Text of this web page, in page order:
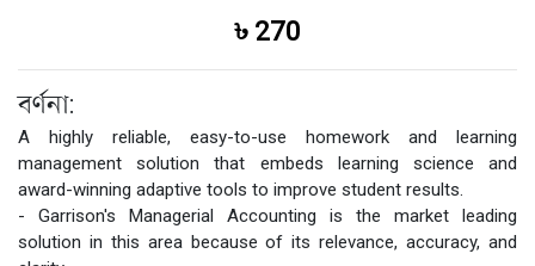
৳ 270
বর্ণনা:
A highly reliable, easy-to-use homework and learning
management solution that embeds learning science and
award-winning adaptive tools to improve student results.
- Garrison's Managerial Accounting is the market leading
solution in this area because of its relevance, accuracy, and